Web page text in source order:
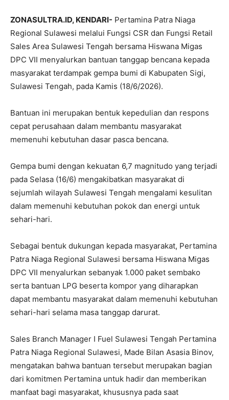
ZONASULTRA.ID, KENDARI- Pertamina Patra Niaga
Regional Sulawesi melalui Fungsi CSR dan Fungsi Retail
Sales Area Sulawesi Tengah bersama Hiswana Migas
DPC VII menyalurkan bantuan tanggap bencana kepada
masyarakat terdampak gempa bumi di Kabupaten Sigi,
Sulawesi Tengah, pada Kamis (18/6/2026).
Bantuan ini merupakan bentuk kepedulian dan respons
cepat perusahaan dalam membantu masyarakat
memenuhi kebutuhan dasar pasca bencana.
Gempa bumi dengan kekuatan 6,7 magnitudo yang terjadi
pada Selasa (16/6) mengakibatkan masyarakat di
sejumlah wilayah Sulawesi Tengah mengalami kesulitan
dalam memenuhi kebutuhan pokok dan energi untuk
sehari-hari.
Sebagai bentuk dukungan kepada masyarakat, Pertamina
Patra Niaga Regional Sulawesi bersama Hiswana Migas
DPC VII menyalurkan sebanyak 1.000 paket sembako
serta bantuan LPG beserta kompor yang diharapkan
dapat membantu masyarakat dalam memenuhi kebutuhan
sehari-hari selama masa tanggap darurat.
Sales Branch Manager I Fuel Sulawesi Tengah Pertamina
Patra Niaga Regional Sulawesi, Made Bilan Asasia Binov,
mengatakan bahwa bantuan tersebut merupakan bagian
dari komitmen Pertamina untuk hadir dan memberikan
manfaat bagi masyarakat, khususnya pada saat